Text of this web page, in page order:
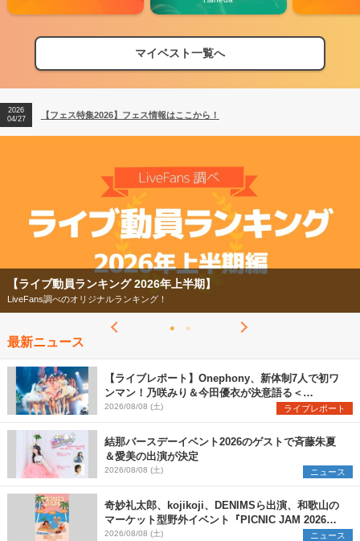
マイベスト一覧へ
【フェス特集2026】フェス情報はここから！
【ライブ動員ランキング】2026年上半期編発表！
2026
04/27
【フェス特集2026】フェス情報はここから！
2026
【ライブ動員ランキング 2026年上半期】
LiveFans調べのオリジナルランキング！
最新ニュース
【ライブレポート】Onephony、新体制7人で初ワ
ンマン！乃咲みり＆今田優衣が決意語る＜
Onephony新体制1st Oneman Live はじまりの夏
＞
2026/08/08 (土) ライブレポート
結那バースデーイベント2026のゲストで斉藤朱夏
＆愛美の出演が決定
2026/08/08 (土) ニュース
奇妙礼太郎、kojikoji、DENIMSら出演、和歌山の
マーケット型野外イベント『PICNIC JAM 2026』
早割チケット発売開始
2026/08/08 (土) ニュース